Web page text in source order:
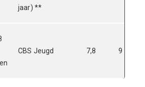
jaar) **
CBS Jeugd 7,8 9